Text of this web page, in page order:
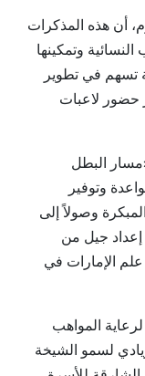
أن هذه المذكرات
وتمكينها
تسهم في تطوير
حضور لاعبات
البطل
وتوفير
وصولاً إلى
إعداد جيل من
الإمارات في
المواهب
لسمو الشيخة